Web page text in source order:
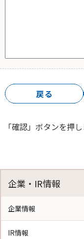
企業・IR情報
企業情報
IR情報
「確認」ボタンを押